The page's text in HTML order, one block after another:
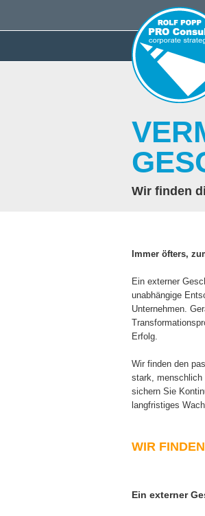
Wir finden
Immer öfters,
Ein externer
unabhängige
Unternehmen.
Erfolg.
Wir finden den
stark, menschlich
sichern Sie
langfristiges
WIR
Ein externer